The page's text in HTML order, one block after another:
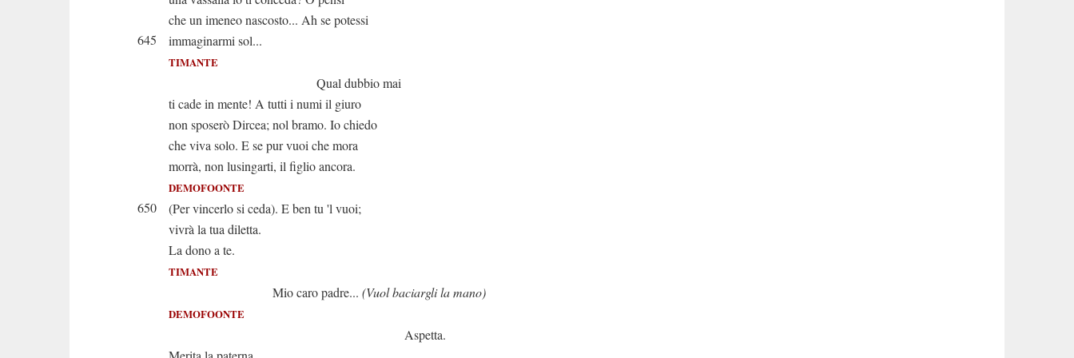
che un imeneo nascosto... Ah se potessi
645
immaginarmi sol...
TIMANTE
Qual dubbio mai
ti cade in mente! A tutti i numi il giuro
non sposerò Dircea; nol bramo. Io chiedo
che viva solo. E se pur vuoi che mora
morrà, non lusingarti, il figlio ancora.
DEMOFOONTE
650
(Per vincerlo si ceda). E ben tu 'l vuoi;
vivrà la tua diletta.
La dono a te.
TIMANTE
Mio caro padre... (Vuol baciargli la mano)
DEMOFOONTE
Aspetta.